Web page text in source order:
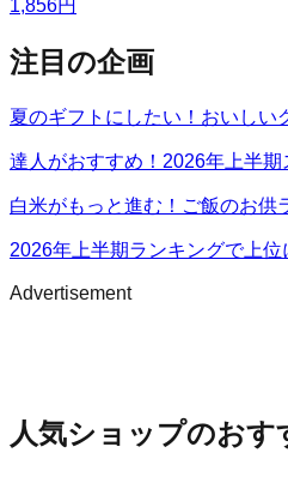
1,856円
注目の企画
夏のギフトにしたい！おいしい
達人がおすすめ！2026年上半
白米がもっと進む！ご飯のお供
2026年上半期ランキングで上
Advertisement
人気ショップのおす